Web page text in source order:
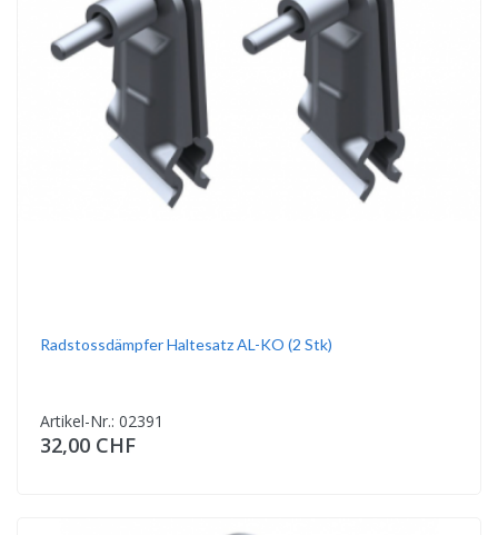
Radstossdämpfer Haltesatz AL-KO (2 Stk)
Artikel-Nr.: 02391
32,00 CHF